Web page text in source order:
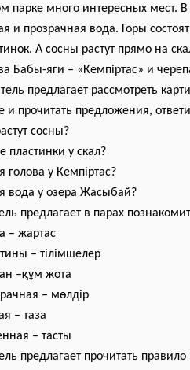
парке много интересных мест.
и прозрачная вода. Горы
А сосны растут прямо на
а Бабы-яги – «Кемпіртас» и череп
предлагает рассмотреть
и прочитать предложения,
сосны?
пластинки у скал?
голова у Кемпіртас?
вода у озера Жасыбай?
предлагает в парах
– жартас
– тілімшелер
–құм жота
– мөлдір
– таза
– тасты
предлагает прочитать